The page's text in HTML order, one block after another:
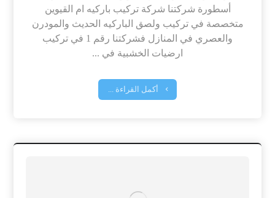
أسطورة شركتنا شركة تركيب باركيه ام القيوين
متخصصة في تركيب ولصق الباركيه الحديث والمودرن
والعصري في المنازل فشركتنا رقم 1 في تركيب
ارضيات الخشبية في ...
أكمل القراءة ...